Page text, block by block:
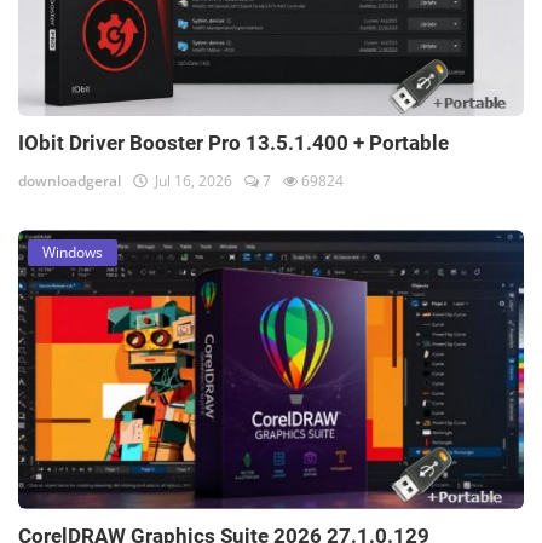
IObit Driver Booster Pro 13.5.1.400 + Portable
downloadgeral Jul 16, 2026 7 69824
Windows
CorelDRAW Graphics Suite 2026 27.1.0.129